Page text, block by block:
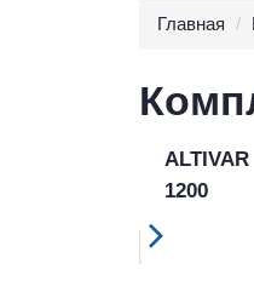
Главная
ALTIVAR
1200